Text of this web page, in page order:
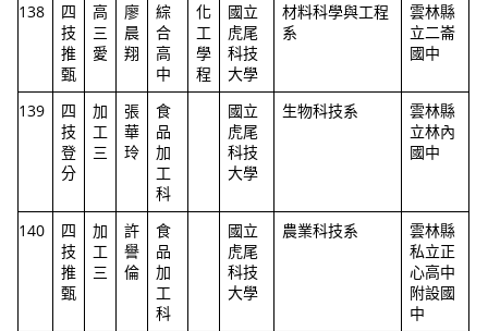
138
四
技
推
甄
高
三
愛
廖
晨
翔
綜
合
高
中
化
工
學
程
國立
虎尾
科技
大學
材料科學與工程
系
雲林縣
立二崙
國中
139
四
技
登
分
加
工
三
張
華
玲
食
品
加
工
科
國立
虎尾
科技
大學
生物科技系
雲林縣
立林內
國中
140
四
技
推
甄
加
工
三
許
譽
倫
食
品
加
工
科
國立
虎尾
科技
大學
農業科技系
雲林縣
私立正
心高中
附設國
中